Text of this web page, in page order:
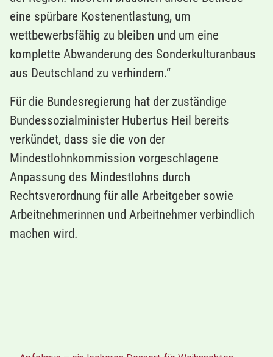
eine spürbare Kostenentlastung, um
wettbewerbsfähig zu bleiben und um eine
komplette Abwanderung des Sonderkulturanbaus
aus Deutschland zu verhindern.“
Für die Bundesregierung hat der zuständige
Bundessozialminister Hubertus Heil bereits
verkündet, dass sie die von der
Mindestlohnkommission vorgeschlagene
Anpassung des Mindestlohns durch
Rechtsverordnung für alle Arbeitgeber sowie
Arbeitnehmerinnen und Arbeitnehmer verbindlich
machen wird.